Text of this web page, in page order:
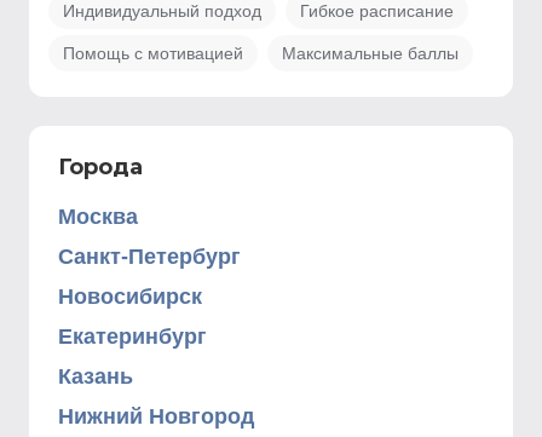
Индивидуальный подход Гибкое расписание
Помощь с мотивацией Максимальные баллы
Города
Москва
Санкт-Петербург
Новосибирск
Екатеринбург
Казань
Нижний Новгород